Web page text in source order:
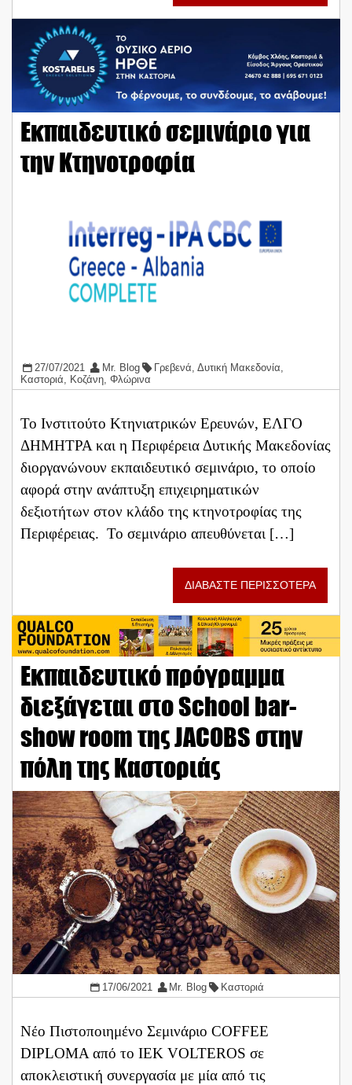
Εκπαιδευτικό σεμινάριο για
την Κτηνοτροφία
27/07/2021 Mr. Blog Γρεβενά Δυτική Μακεδονία
Καστοριά
Κοζάνη Φλώρινα
Το Ινστιτούτο Κτηνιατρικών Ερευνών, ΕΛΓΟ
ΔΗΜΗΤΡΑ και η Περιφέρεια Δυτικής Μακεδονίας
διοργανώνουν εκπαιδευτικό σεμινάριο, το οποίο
αφορά στην ανάπτυξη επιχειρηματικών
δεξιοτήτων στον κλάδο της κτηνοτροφίας της
Περιφέρειας. Το σεμινάριο απευθύνεται […]
ΔΙΑΒΑΣΤΕ ΠΕΡΙΣΣΟΤΕΡΑ
Εκπαιδευτικό πρόγραμμα
διεξάγεται στο School bar-
show room της JACOBS στην
πόλη της Καστοριάς
17/06/2021 Mr. Blog Καστοριά
Νέο Πιστοποιημένο Σεμινάριο COFFEE
DIPLOMA από το ΙΕΚ VOLTEROS σε
αποκλειστική συνεργασία με μία από τις